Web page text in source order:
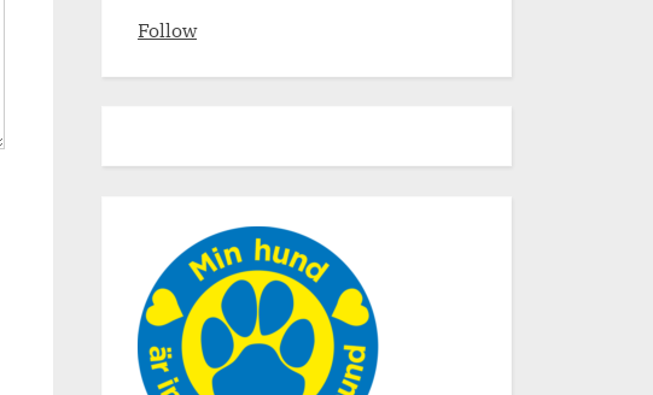
Follow